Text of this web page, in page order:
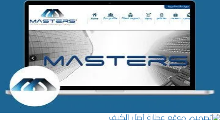
شركة MASTERS للتدريب
التفاصيل